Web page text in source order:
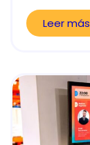
Leer más